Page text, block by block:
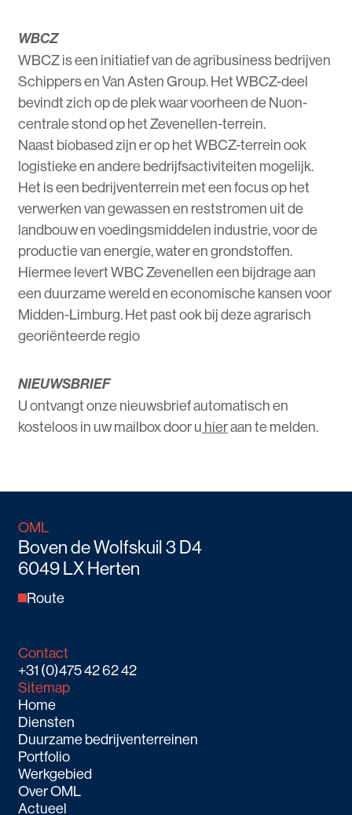
WBCZ
WBCZ is een initiatief van de agribusiness bedrijven
Schippers en Van Asten Group. Het WBCZ-deel
bevindt zich op de plek waar voorheen de Nuon-
centrale stond op het Zevenellen-terrein.
Naast biobased zijn er op het WBCZ-terrein ook
logistieke en andere bedrijfsactiviteiten mogelijk.
Het is een bedrijventerrein met een focus op het
verwerken van gewassen en reststromen uit de
landbouw en voedingsmiddelen industrie, voor de
productie van energie, water en grondstoffen.
Hiermee levert WBC Zevenellen een bijdrage aan
een duurzame wereld en economische kansen voor
Midden-Limburg. Het past ook bij deze agrarisch
georiënteerde regio
NIEUWSBRIEF
U ontvangt onze nieuwsbrief automatisch en
kosteloos in uw mailbox door u hieraan te melden.
OML
Boven de Wolfskuil 3 D4
6049 LX Herten
Route
Contact
+31 (0)475 42 62 42
Sitemap
Home
Diensten
Duurzame bedrijventerreinen
Portfolio
Werkgebied
Over OML
Actueel